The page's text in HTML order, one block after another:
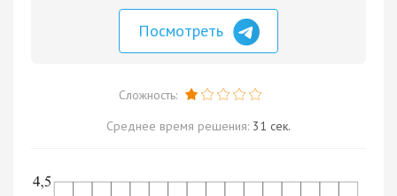
Посмотреть
Сложность:
Среднее время решения: 31 сек.